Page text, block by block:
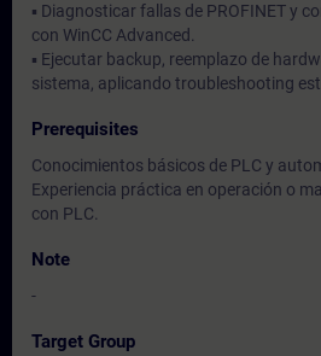
▪ Diagnosticar fallas de PROFINET y
con WinCC Advanced.
▪ Ejecutar backup, reemplazo de
sistema, aplicando troubleshooting
Prerequisites
Conocimientos básicos de PLC y
Experiencia práctica en operación o
con PLC.
Note
-
Target Group